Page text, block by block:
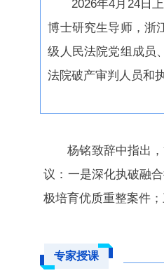
2026年4月24日
博士研究生导师，浙
级人民法院党组成员
法院破产审判人员和
杨铭致辞中指出
议：一是深化执破融
极培育优质重整案件
专家授课